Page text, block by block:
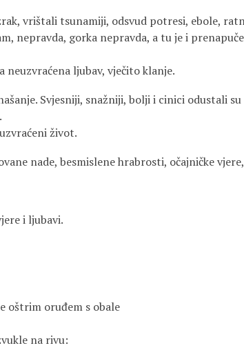
vrištali tsunamiji, odsvud potresi, ebole,
nepravda, gorka nepravda, a tu je i
neuzvraćena ljubav, vječito klanje.
Svjesniji, snažniji, bolji i cinici odustali
život.
nade, besmislene hrabrosti, očajničke
i ljubavi.
oštrim oruđem s obale
na rivu: